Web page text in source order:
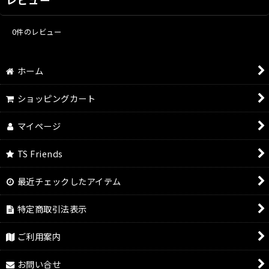
0件のレビュー
ホーム
ショッピングカート
マイページ
TS Friends
最近チェックしたアイテム
特定商取引法表示
ご利用案内
お問い合せ